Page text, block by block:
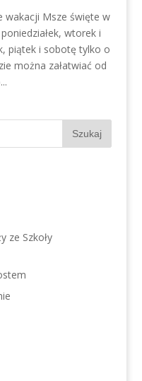
wakacji Msze święte w
wtorek i
piątek i sobotę tylko o
można załatwiać od
ze Szkoły